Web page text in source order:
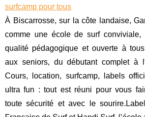
surfcamp pour tous
À Biscarrosse, sur la côte landaise,
comme une école de surf conviviale,
qualité pédagogique et ouverte à
aux seniors, du débutant complet à
Cours, location, surfcamp, labels
ultra fun : tout est réuni pour vous
toute sécurité et avec le